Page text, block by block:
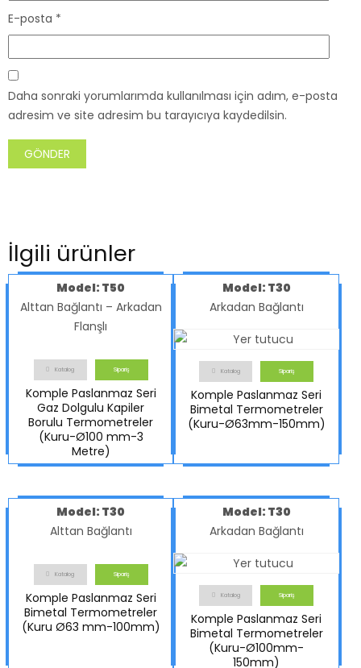
E-posta *
Daha sonraki yorumlarımda kullanılması için adım, e-posta
adresim ve site adresim bu tarayıcıya kaydedilsin.
İlgili ürünler
Model: T50
Alttan Bağlantı – Arkadan
Flanşlı
Katalog Sipariş
Komple Paslanmaz Seri
Gaz Dolgulu Kapiler
Borulu Termometreler
(Kuru-Ø100 mm-3
Metre)
Model: T30
Arkadan Bağlantı
Katalog Sipariş
Komple Paslanmaz Seri
Bimetal Termometreler
(Kuru-Ø63mm-150mm)
Model: T30
Alttan Bağlantı
Katalog Sipariş
Komple Paslanmaz Seri
Bimetal Termometreler
(Kuru Ø63 mm-100mm)
Model: T30
Arkadan Bağlantı
Katalog Sipariş
Komple Paslanmaz Seri
Bimetal Termometreler
(Kuru-Ø100mm-
150mm)